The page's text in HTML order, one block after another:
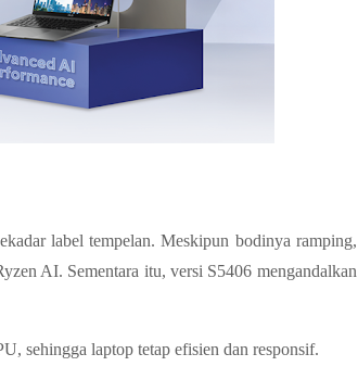
label tempelan. Meskipun bodinya ramping,
AI. Sementara itu, versi S5406 mengandalkan
sehingga laptop tetap efisien dan responsif.